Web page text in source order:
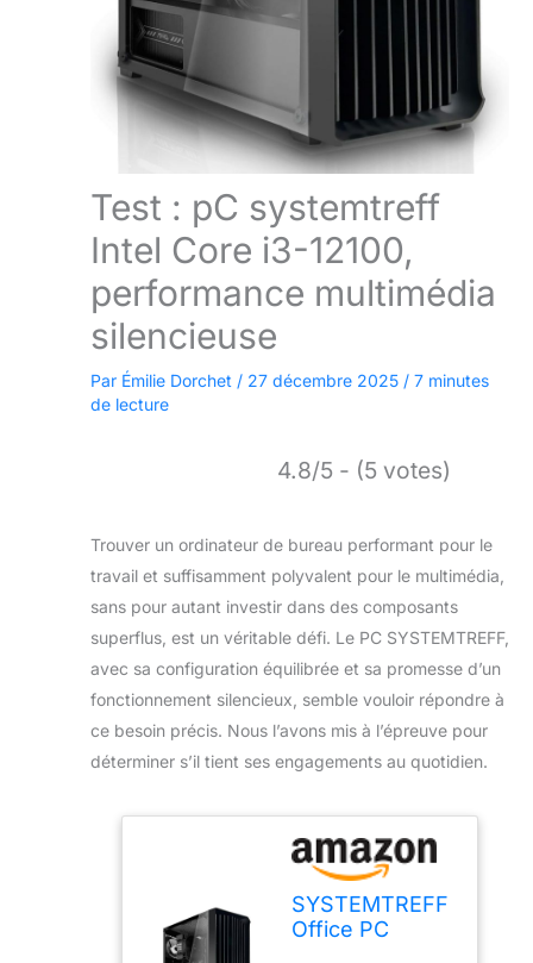
Test : pC systemtreff
Intel Core i3-12100,
performance multimédia
silencieuse
Par Émilie Dorchet / 27 décembre 2025 / 7 minutes
de lecture
4.8/5 - (5 votes)
Trouver un ordinateur de bureau performant pour le
travail et suffisamment polyvalent pour le multimédia,
sans pour autant investir dans des composants
superflus, est un véritable défi. Le PC SYSTEMTREFF,
avec sa configuration équilibrée et sa promesse d’un
fonctionnement silencieux, semble vouloir répondre à
ce besoin précis. Nous l’avons mis à l’épreuve pour
déterminer s’il tient ses engagements au quotidien.
SYSTEMTREFF
Office PC